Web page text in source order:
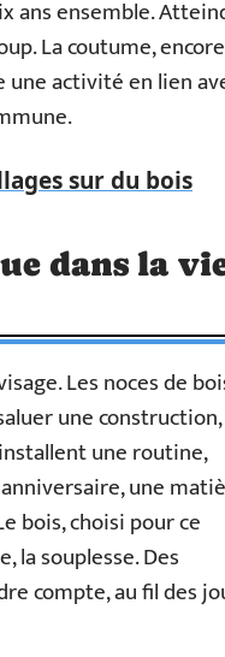
ans ensemble.
La coutume,
une activité en lien
sur du bois
dans la
Les noces de
une construction,
une routine,
une
bois, choisi pour ce
la souplesse. Des
compte, au fil des